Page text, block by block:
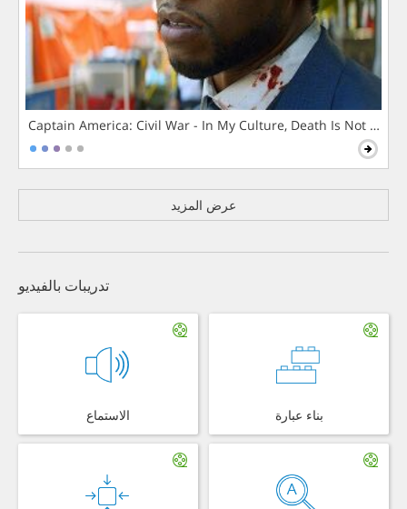
Captain America: Civil War - In My Culture, Death Is Not The
عرض المزيد
تدريبات بالفيديو
الاستماع بناء عبارة